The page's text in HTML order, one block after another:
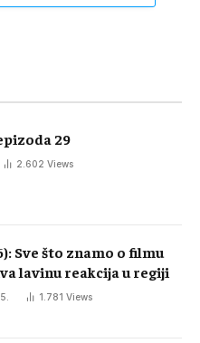
29
2.602 Views
Sve što znamo o filmu
lavinu reakcija u regiji
1.781 Views